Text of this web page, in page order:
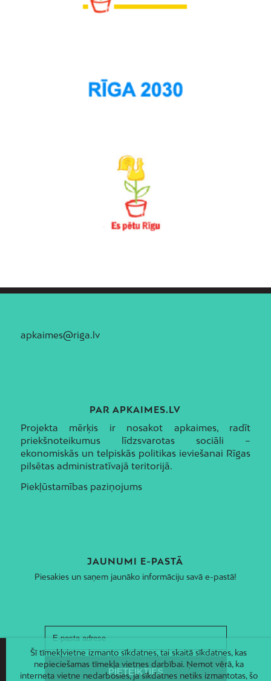
apkaimes@riga.lv
PAR APKAIMES.LV
Projekta mērķis ir nosakot apkaimes, radīt
priekšnoteikumus līdzsvarotas sociāli –
ekonomiskās un telpiskās politikas ieviešanai Rīgas
pilsētas administratīvajā teritorijā.
Piekļūstamības paziņojums
JAUNUMI E-PASTĀ
Piesakies un saņem jaunāko informāciju savā e-pastā!
Šī tīmekļvietne izmanto sīkdatnes, tai skaitā sīkdatnes, kas
nepieciešamas tīmekļa vietnes darbībai. Ņemot vērā, ka
interneta vietne nedarbosies, ja sīkdatnes netiks izmantotas, šo